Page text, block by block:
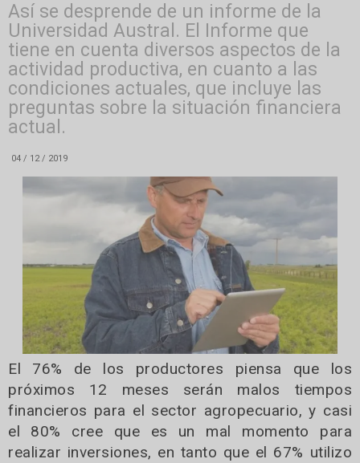
Así se desprende de un informe de la
Universidad Austral. El Informe que
tiene en cuenta diversos aspectos de la
actividad productiva, en cuanto a las
condiciones actuales, que incluye las
preguntas sobre la situación financiera
actual.
04 / 12 / 2019
El 76% de los productores piensa que los
próximos 12 meses serán malos tiempos
financieros para el sector agropecuario, y casi
el 80% cree que es un mal momento para
realizar inversiones, en tanto que el 67% utilizo